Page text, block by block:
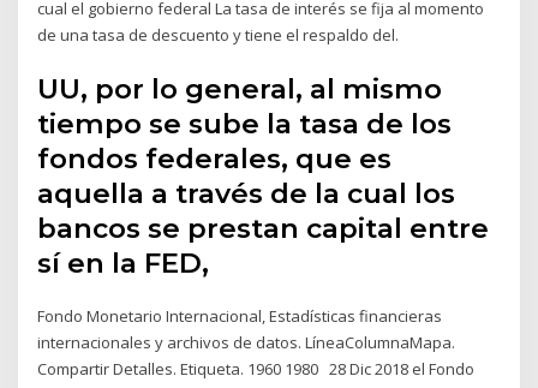
cual el gobierno federal La tasa de interés se fija al momento
de una tasa de descuento y tiene el respaldo del.
UU, por lo general, al mismo
tiempo se sube la tasa de los
fondos federales, que es
aquella a través de la cual los
bancos se prestan capital entre
sí en la FED,
Fondo Monetario Internacional, Estadísticas financieras
internacionales y archivos de datos. LíneaColumnaMapa.
Compartir Detalles. Etiqueta. 1960 1980 28 Dic 2018 el Fondo